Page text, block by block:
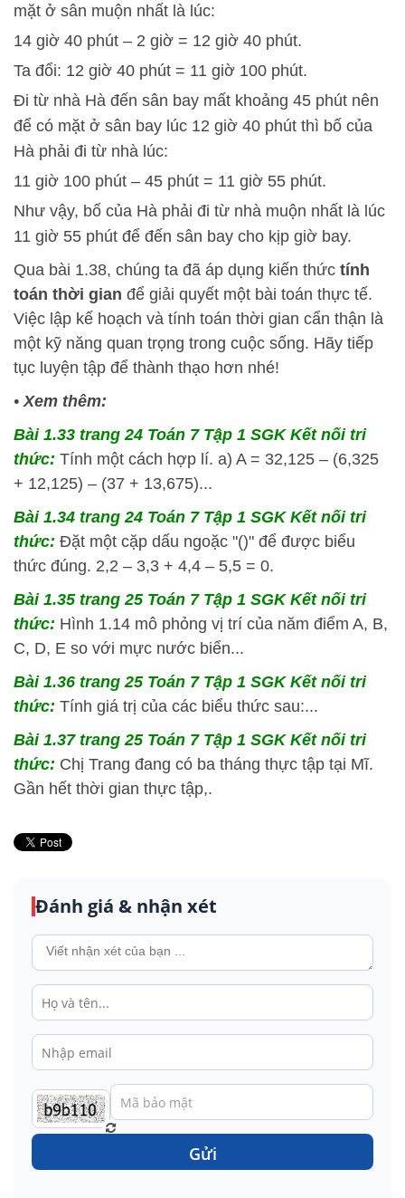
mặt ở sân muộn nhất là lúc:
14 giờ 40 phút – 2 giờ = 12 giờ 40 phút.
Ta đổi: 12 giờ 40 phút = 11 giờ 100 phút.
Đi từ nhà Hà đến sân bay mất khoảng 45 phút nên
để có mặt ở sân bay lúc 12 giờ 40 phút thì bố của
Hà phải đi từ nhà lúc:
11 giờ 100 phút – 45 phút = 11 giờ 55 phút.
Như vậy, bố của Hà phải đi từ nhà muộn nhất là lúc
11 giờ 55 phút để đến sân bay cho kịp giờ bay.
Qua bài 1.38, chúng ta đã áp dụng kiến thức tính
toán thời gian để giải quyết một bài toán thực tế.
Việc lập kế hoạch và tính toán thời gian cẩn thận là
một kỹ năng quan trọng trong cuộc sống. Hãy tiếp
tục luyện tập để thành thạo hơn nhé!
•Xem thêm:
Bài 1.33 trang 24 Toán 7 Tập 1 SGK Kết nối tri
thức: Tính một cách hợp lí. a) A = 32,125 – (6,325
+ 12,125) – (37 + 13,675)...
Bài 1.34 trang 24 Toán 7 Tập 1 SGK Kết nối tri
thức: Đặt một cặp dấu ngoặc "()" để được biểu
thức đúng. 2,2 – 3,3 + 4,4 – 5,5 = 0.
Bài 1.35 trang 25 Toán 7 Tập 1 SGK Kết nối tri
thức: Hình 1.14 mô phỏng vị trí của năm điểm A, B,
C, D, E so với mực nước biển...
Bài 1.36 trang 25 Toán 7 Tập 1 SGK Kết nối tri
thức: Tính giá trị của các biểu thức sau:...
Bài 1.37 trang 25 Toán 7 Tập 1 SGK Kết nối tri
thức: Chị Trang đang có ba tháng thực tập tại Mĩ.
Gần hết thời gian thực tập,.
Đánh giá & nhận xét
Gửi